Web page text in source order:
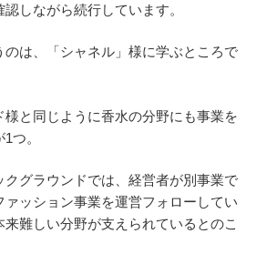
しながら続行しています。
のは、「シャネル」様に学ぶところで
様と同じように香水の分野にも事業を
つ。
クグラウンドでは、経営者が別事業で
ァッション事業を運営フォローしてい
来難しい分野が支えられているとのこ